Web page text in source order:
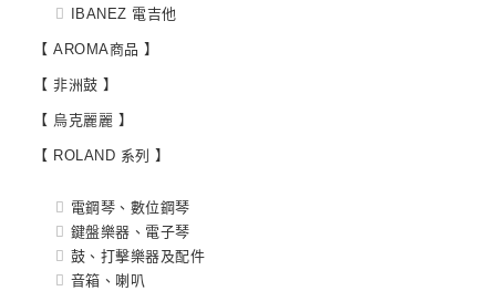
IBANEZ 電吉他
【 AROMA商品 】
【 非洲鼓 】
【 烏克麗麗 】
【 ROLAND 系列 】
電鋼琴、數位鋼琴
鍵盤樂器、電子琴
鼓、打擊樂器及配件
音箱、喇叭